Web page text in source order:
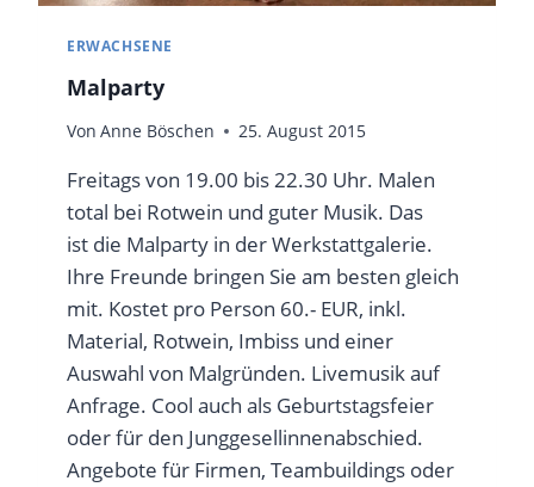
ERWACHSENE
Malparty
Von Anne Böschen 25. August 2015
Freitags von 19.00 bis 22.30 Uhr. Malen
total bei Rotwein und guter Musik. Das
ist die Malparty in der Werkstattgalerie.
Ihre Freunde bringen Sie am besten gleich
mit. Kostet pro Person 60.- EUR, inkl.
Material, Rotwein, Imbiss und einer
Auswahl von Malgründen. Livemusik auf
Anfrage. Cool auch als Geburtstagsfeier
oder für den Junggesellinnenabschied.
Angebote für Firmen, Teambuildings oder